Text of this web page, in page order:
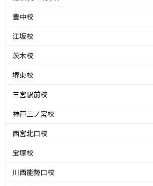
豊中校
江坂校
茨木校
堺東校
三宮駅前校
神戸三ノ宮校
西宮北口校
宝塚校
川西能勢口校